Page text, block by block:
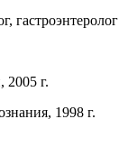
гастроэнтеролог
2005 г.
1998 г.